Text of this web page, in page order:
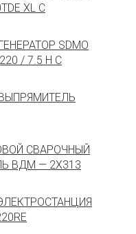
XL C
SDMO
/ 7.5 H C
СВАРОЧНЫЙ
ВДМ — 2Х313